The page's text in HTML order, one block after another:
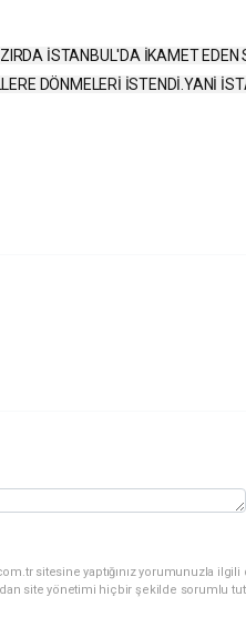
İSTANBUL'DA İKAMET EDEN
DÖNMELERİ İSTENDİ.YANİ
sitesine yaptığınız yorumunuzla ilgili
site yönetimi hiçbir şekilde sorumlu